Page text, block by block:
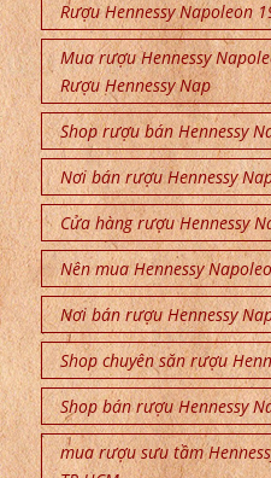
Rượu Hennessy Napoleon
Mua rượu Hennessy
Rượu Hennessy Nap
Shop rượu bán Hennessy
Nơi bán rượu Hennessy
Cửa hàng rượu Hennessy
Nên mua Hennessy
Nơi bán rượu Hennessy
Shop chuyên săn rượu
Shop bán rượu Hennessy
mua rượu sưu tầm